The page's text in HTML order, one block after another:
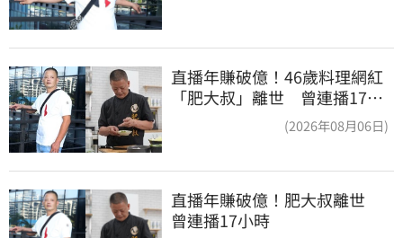
直播年賺破億！46歲料理網紅
「肥大叔」離世 曾連播17小
(2026年08月06日)
直播年賺破億！肥大叔離世
曾連播17小時